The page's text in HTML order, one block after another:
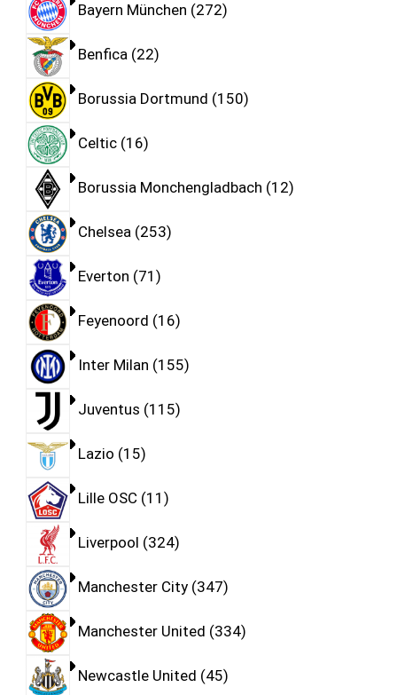
Bayern München 272
Benfica 22
Borussia Dortmund 150
Celtic 16
Borussia Monchengladbach 12
Chelsea 253
Everton 71
Feyenoord 16
Inter Milan 155
Juventus 115
Lazio 15
Lille OSC 11
Liverpool 324
Manchester City 347
Manchester United 334
Newcastle United 45